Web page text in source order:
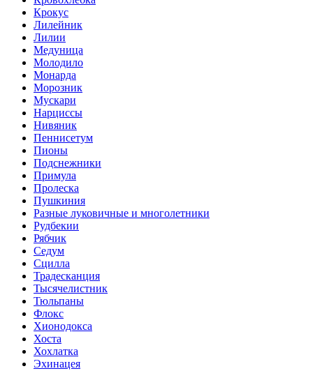
Крокус
Лилейник
Лилии
Медуница
Молодило
Монарда
Морозник
Мускари
Нарциссы
Нивяник
Пеннисетум
Пионы
Подснежники
Примула
Пролеска
Пушкиния
Разные луковичные и многолетники
Рудбекии
Рябчик
Седум
Сцилла
Традесканция
Тысячелистник
Тюльпаны
Флокс
Хионодокса
Хоста
Хохлатка
Эхинацея